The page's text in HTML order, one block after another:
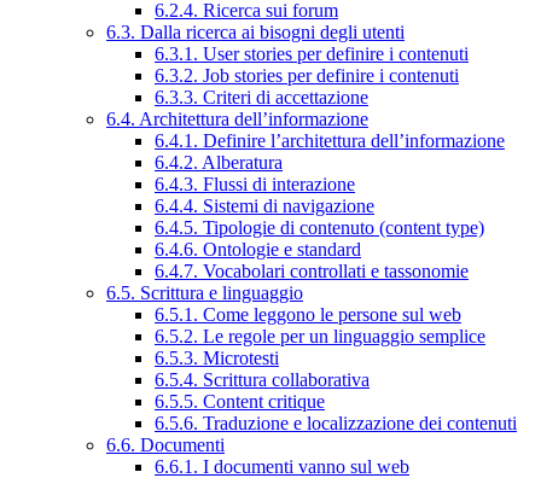
6.2.4. Ricerca sui forum
6.3. Dalla ricerca ai bisogni degli utenti
6.3.1. User stories per definire i contenuti
6.3.2. Job stories per definire i contenuti
6.3.3. Criteri di accettazione
6.4. Architettura dell’informazione
6.4.1. Definire l’architettura dell’informazione
6.4.2. Alberatura
6.4.3. Flussi di interazione
6.4.4. Sistemi di navigazione
6.4.5. Tipologie di contenuto (content type)
6.4.6. Ontologie e standard
6.4.7. Vocabolari controllati e tassonomie
6.5. Scrittura e linguaggio
6.5.1. Come leggono le persone sul web
6.5.2. Le regole per un linguaggio semplice
6.5.3. Microtesti
6.5.4. Scrittura collaborativa
6.5.5. Content critique
6.5.6. Traduzione e localizzazione dei contenuti
6.6. Documenti
6.6.1. I documenti vanno sul web